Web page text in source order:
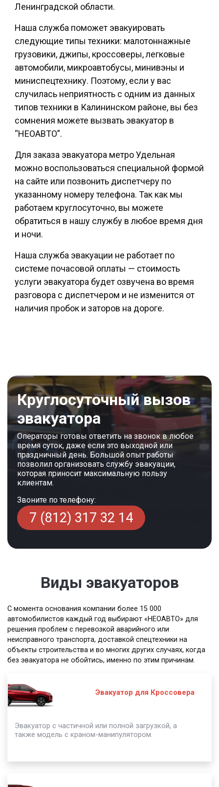
Ленинградской области.
Наша служба поможет эвакуировать
следующие типы техники: малотоннажные
грузовики, джипы, кроссоверы, легковые
автомобили, микроавтобусы, минивэны и
миниспецтехнику. Поэтому, если у вас
случилась неприятность с одним из данных
типов техники в Калининском районе, вы без
сомнения можете вызвать эвакуатор в
“НЕОАВТО”.
Для заказа эвакуатора метро Удельная
можно воспользоваться специальной формой
на сайте или позвонить диспетчеру по
указанному номеру телефона. Так как мы
работаем круглосуточно, вы можете
обратиться в нашу службу в любое время дня
и ночи.
Наша служба эвакуации не работает по
системе почасовой оплаты — стоимость
услуги эвакуатора будет озвучена во время
разговора с диспетчером и не изменится от
наличия пробок и заторов на дороге.
Круглосуточный вызов
эвакуатора
Операторы готовы ответить на звонок в любое
время суток, даже если это выходной или
праздничный день. Большой опыт работы
позволил организовать службу эвакуации,
которая приносит максимальную пользу
клиентам.
Звоните по телефону:
7 (812) 317 32 14
Виды эвакуаторов
С момента основания компании более 15 000
автомобилистов каждый год выбирают «НЕОАВТО» для
решения проблем с перевозкой аварийного или
неисправного транспорта, доставкой спецтехники на
объекты строительства и во многих других случаях, когда
без эвакуатора не обойтись, именно по этим причинам.
Эвакуатор для Кроссовера
Эвакуатор с частичной или полной загрузкой, а
также модель с краном-манипулятором.